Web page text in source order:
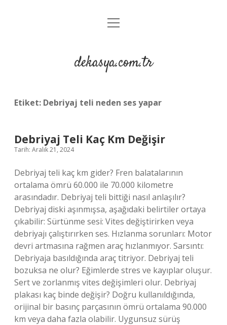
Anasayfa
Yasal Uyarı
menüyü
dekasya.com.tr
Etiket: Debriyaj teli neden ses yapar
Debriyaj Teli Kaç Km Değişir
Tarih: Aralık 21, 2024
Debriyaj teli kaç km gider? Fren balatalarının
ortalama ömrü 60.000 ile 70.000 kilometre
arasındadır. Debriyaj teli bittiği nasıl anlaşılır?
Debriyaj diski aşınmışsa, aşağıdaki belirtiler ortaya
çıkabilir: Sürtünme sesi: Vites değiştirirken veya
debriyajı çalıştırırken ses. Hızlanma sorunları: Motor
devri artmasına rağmen araç hızlanmıyor. Sarsıntı:
Debriyaja basıldığında araç titriyor. Debriyaj teli
bozuksa ne olur? Eğimlerde stres ve kayıplar oluşur.
Sert ve zorlanmış vites değişimleri olur. Debriyaj
plakası kaç binde değişir? Doğru kullanıldığında,
orijinal bir basınç parçasının ömrü ortalama 90.000
km veya daha fazla olabilir. Uygunsuz sürüş